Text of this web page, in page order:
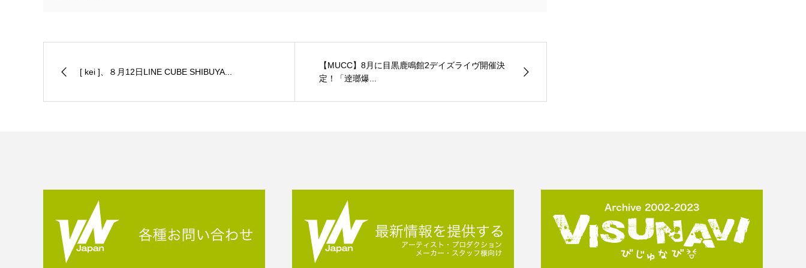
[ kei ]、８月12日LINE CUBE SHIBUYA...
【MUCC】8月に目黒鹿鳴館2デイズライヴ開催決
定！「逹瑯爆...